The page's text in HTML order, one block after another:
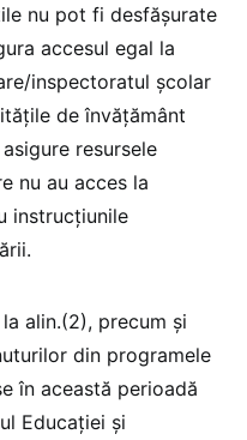
nu pot fi desfășurate
accesul egal la
inspectoratul școlar
de învățământ
resursele
nu au acces la
instrucțiunile
alin.(2), precum şi
din programele
în această perioadă
Educaţiei şi